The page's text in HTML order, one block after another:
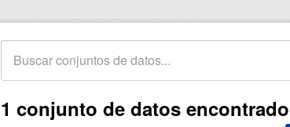
1 conjunto de datos encontrado